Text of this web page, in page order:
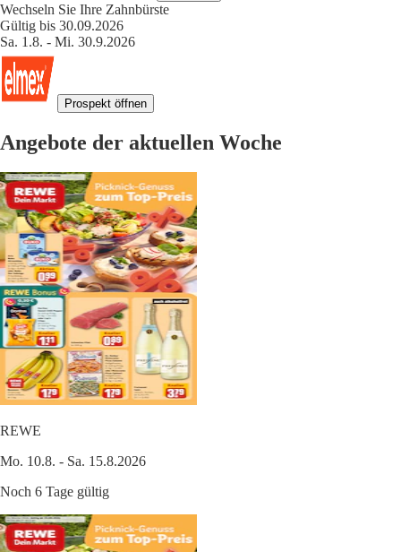
Wechseln Sie Ihre Zahnbürste
Gültig bis 30.09.2026
Sa. 1.8. - Mi. 30.9.2026
Prospekt öffnen
Angebote der aktuellen Woche
REWE
Mo. 10.8. - Sa. 15.8.2026
Noch 6 Tage gültig